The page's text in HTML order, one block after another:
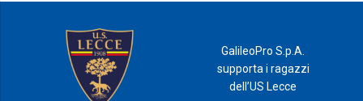
GalileoPro S.p.A.
supporta i ragazzi
dell’US Lecce